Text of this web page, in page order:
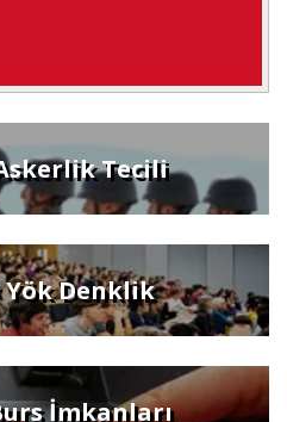
Tecili
Denklik
İmkanları